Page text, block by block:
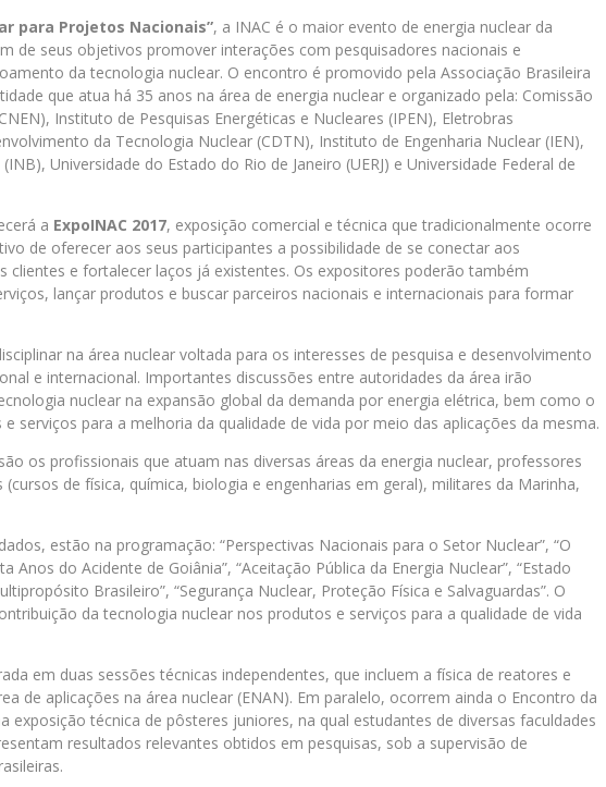
para Projetos Nacionais”, a INAC é o maior evento de energia nuclear da
de seus objetivos promover interações com pesquisadores nacionais e
da tecnologia nuclear. O encontro é promovido pela Associação Brasileira
que atua há 35 anos na área de energia nuclear e organizado pela: Comissão
Instituto de Pesquisas Energéticas e Nucleares (IPEN), Eletrobras
da Tecnologia Nuclear (CDTN), Instituto de Engenharia Nuclear (IEN),
Universidade do Estado do Rio de Janeiro (UERJ) e Universidade Federal de
a ExpoINAC 2017, exposição comercial e técnica que tradicionalmente ocorre
de oferecer aos seus participantes a possibilidade de se conectar aos
clientes e fortalecer laços já existentes. Os expositores poderão também
lançar produtos e buscar parceiros nacionais e internacionais para formar
na área nuclear voltada para os interesses de pesquisa e desenvolvimento
e internacional. Importantes discussões entre autoridades da área irão
nuclear na expansão global da demanda por energia elétrica, bem como o
serviços para a melhoria da qualidade de vida por meio das aplicações da mesma.
os profissionais que atuam nas diversas áreas da energia nuclear, professores
de física, química, biologia e engenharias em geral), militares da Marinha,
estão na programação: “Perspectivas Nacionais para o Setor Nuclear”, “O
Anos do Acidente de Goiânia”, “Aceitação Pública da Energia Nuclear”, “Estado
Brasileiro”, “Segurança Nuclear, Proteção Física e Salvaguardas”. O
da tecnologia nuclear nos produtos e serviços para a qualidade de vida
em duas sessões técnicas independentes, que incluem a física de reatores e
de aplicações na área nuclear (ENAN). Em paralelo, ocorrem ainda o Encontro da
exposição técnica de pôsteres juniores, na qual estudantes de diversas faculdades
resultados relevantes obtidos em pesquisas, sob a supervisão de